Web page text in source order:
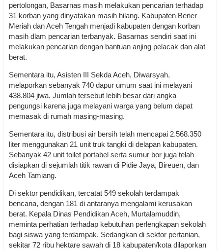
pertolongan, Basarnas masih melakukan pencarian terhadap
31 korban yang dinyatakan masih hilang. Kabupaten Bener
Meriah dan Aceh Tengah menjadi kabupaten dengan korban
masih dlam pencarian terbanyak. Basarnas sendiri saat ini
melakukan pencarian dengan bantuan anjing pelacak dan alat
berat.
Sementara itu, Asisten III Sekda Aceh, Diwarsyah,
melaporkan sebanyak 740 dapur umum saat ini melayani
438.804 jiwa. Jumlah tersebut lebih besar dari angka
pengungsi karena juga melayani warga yang belum dapat
memasak di rumah masing-masing.
Sementara itu, distribusi air bersih telah mencapai 2.568.350
liter menggunakan 21 unit truk tangki di delapan kabupaten.
Sebanyak 42 unit toilet portabel serta sumur bor juga telah
disiapkan di sejumlah titik rawan di Pidie Jaya, Bireuen, dan
Aceh Tamiang.
Di sektor pendidikan, tercatat 549 sekolah terdampak
bencana, dengan 181 di antaranya mengalami kerusakan
berat. Kepala Dinas Pendidikan Aceh, Murtalamuddin,
meminta perhatian terhadap kebutuhan perlengkapan sekolah
bagi siswa yang terdampak. Sedangkan di sektor pertanian,
sekitar 72 ribu hektare sawah di 18 kabupaten/kota dilaporkan